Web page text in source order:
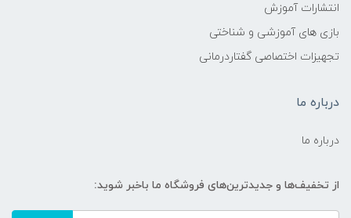
انتشارات آموزش
بازی های آموزشی و شناختی
تجهیزات اختصاصی گفتاردرمانی
درباره ما
درباره ما
از تخفیف‌ها و جدیدترین‌های فروشگاه ما باخبر شوید: